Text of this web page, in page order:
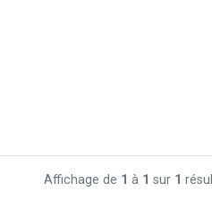
Affichage de 1 à 1 sur 1